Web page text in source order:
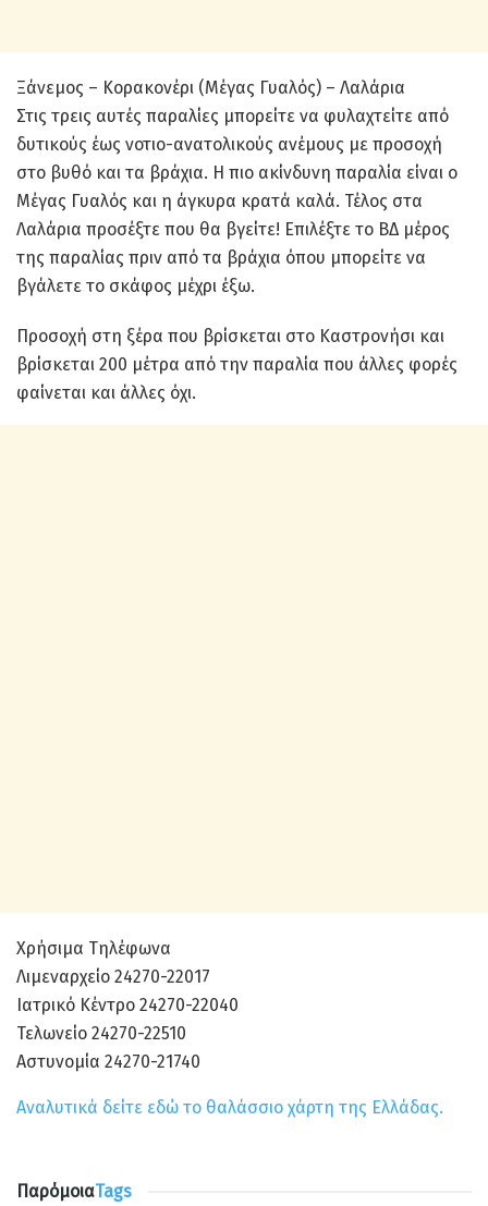
Ξάνεμος – Κορακονέρι (Μέγας Γυαλός) – Λαλάρια
Στις τρεις αυτές παραλίες μπορείτε να φυλαχτείτε από
δυτικούς έως νοτιο-ανατολικούς ανέμους με προσοχή
στο βυθό και τα βράχια. Η πιο ακίνδυνη παραλία είναι ο
Μέγας Γυαλός και η άγκυρα κρατά καλά. Τέλος στα
Λαλάρια προσέξτε που θα βγείτε! Επιλέξτε το ΒΔ μέρος
της παραλίας πριν από τα βράχια όπου μπορείτε να
βγάλετε το σκάφος μέχρι έξω.
Προσοχή στη ξέρα που βρίσκεται στο Καστρονήσι και
βρίσκεται 200 μέτρα από την παραλία που άλλες φορές
φαίνεται και άλλες όχι.
Χρήσιμα Τηλέφωνα
Λιμεναρχείο 24270-22017
Ιατρικό Κέντρο 24270-22040
Τελωνείο 24270-22510
Αστυνομία 24270-21740
Αναλυτικά δείτε εδώ το θαλάσσιο χάρτη της Ελλάδας.
ΠαρόμοιαTags